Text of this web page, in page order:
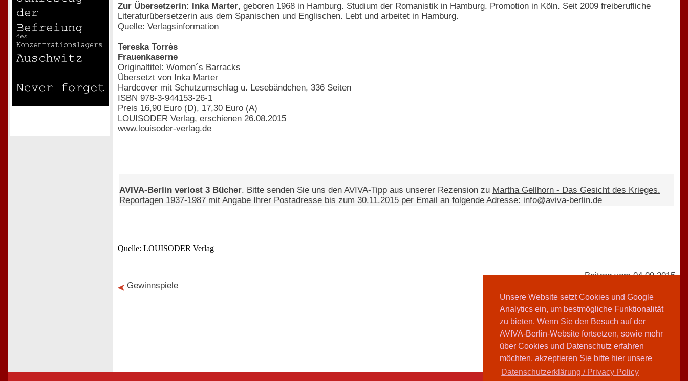
Unsere Website setzt Cookies und Google
Analytics ein, um bestmögliche Funktionalität
zu bieten. Wenn Sie den Besuch auf der
AVIVA-Berlin-Website fortsetzen, sowie mehr
über Cookies und Datenschutz erfahren
möchten, akzeptieren Sie bitte hier unsere
Datenschutzerklärung / Privacy Policy
Zur Übersetzerin: Inka Marter, geboren 1968 in Hamburg. Studium der Romanistik in Hamburg. Promotion in Köln. Seit 2009 freiberufliche
Literaturübersetzerin aus dem Spanischen und Englischen. Lebt und arbeitet in Hamburg.
Quelle: Verlagsinformation
Tereska Torrès
Frauenkaserne
Originaltitel: Women´s Barracks
Übersetzt von Inka Marter
Hardcover mit Schutzumschlag u. Lesebändchen, 336 Seiten
ISBN 978-3-944153-26-1
Preis 16,90 Euro (D), 17,30 Euro (A)
LOUISODER Verlag, erschienen 26.08.2015
www.louisoder-verlag.de
AVIVA-Berlin verlost 3 Bücher. Bitte senden Sie uns den AVIVA-Tipp aus unserer Rezension zu Martha Gellhorn - Das Gesicht des Krieges.
Reportagen 1937-1987 mit Angabe Ihrer Postadresse bis zum 30.11.2015 per Email an folgende Adresse: info@aviva-berlin.de
Quelle: LOUISODER Verlag
Gewinnspiele
Beitrag vom 04.09.2015
AVIVA-Redaktion